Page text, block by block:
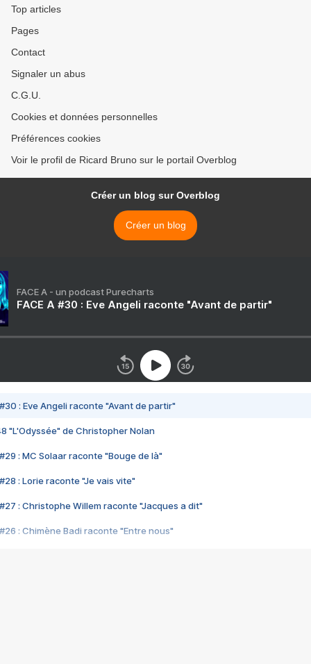
Top articles
Pages
Contact
Signaler un abus
C.G.U.
Cookies et données personnelles
Préférences cookies
Voir le profil de Ricard Bruno sur le portail Overblog
Créer un blog sur Overblog
Créer un blog
FACE A - un podcast Purecharts
FACE A #30 : Eve Angeli raconte "Avant de partir"
#30 : Eve Angeli raconte "Avant de partir"
"L'Odyssée" de Christopher Nolan
#29 : MC Solaar raconte "Bouge de là"
#28 : Lorie raconte "Je vais vite"
#27 : Christophe Willem raconte "Jacques a dit"
#26 : Chimène Badi raconte "Entre nous"